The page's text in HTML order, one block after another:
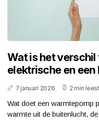
Wat is het
elektrische en
7 januari 2026 2 min
Wat doet een warmtepomp
warmte uit de buitenlucht,